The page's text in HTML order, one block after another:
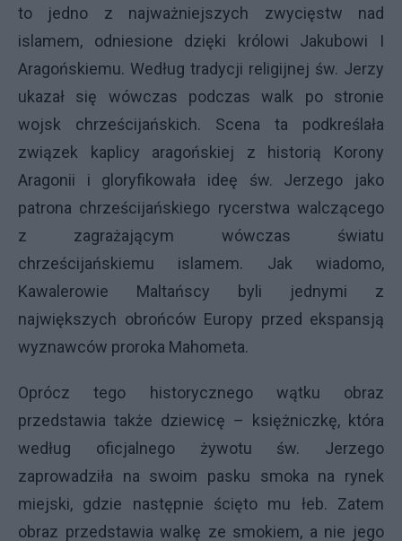
to jedno z najważniejszych zwycięstw nad
islamem, odniesione dzięki królowi Jakubowi I
Aragońskiemu. Według tradycji religijnej św. Jerzy
ukazał się wówczas podczas walk po stronie
wojsk chrześcijańskich. Scena ta podkreślała
związek kaplicy aragońskiej z historią Korony
Aragonii i gloryfikowała ideę św. Jerzego jako
patrona chrześcijańskiego rycerstwa walczącego
z zagrażającym wówczas światu
chrześcijańskiemu islamem. Jak wiadomo,
Kawalerowie Maltańscy byli jednymi z
największych obrońców Europy przed ekspansją
wyznawców proroka Mahometa.
Oprócz tego historycznego wątku obraz
przedstawia także dziewicę – księżniczkę, która
według oficjalnego żywotu św. Jerzego
zaprowadziła na swoim pasku smoka na rynek
miejski, gdzie następnie ścięto mu łeb. Zatem
obraz przedstawia walkę ze smokiem, a nie jego